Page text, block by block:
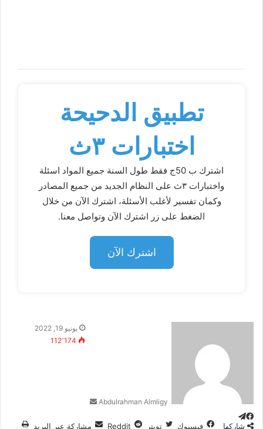
تطبيق الدحيحة
اختبارات ٣ث
اشترك ب 50ج فقط طول السنة جميع المواد اسئلة
واختبارات ٣ث على النظام الجديد من جميع المصادر
وكمان تفسير لأغلب الأسئلة، اشترك الآن من خلال
الضغط على زر اشترك الآن وتواصل معنا.
اشترك الآن
Abdulrahman Almligy
أرسل
بريدا
يونيو 19, 2022
112٬174
فيسبوك
تيلقرام
شاركها
فيسبوك تويتر مشاركة عبر البريد